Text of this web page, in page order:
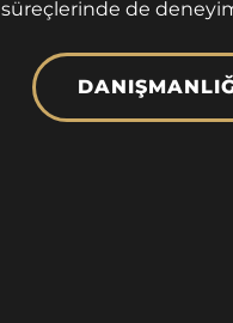
süreçlerinde de